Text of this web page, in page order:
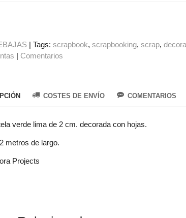
|Tags:scrapbook scrapbooking scrap
| Comentarios
COSTES DE ENVÍO COMENTARIOS
verde lima de 2 cm. decorada con hojas.
metros de largo.
Projects